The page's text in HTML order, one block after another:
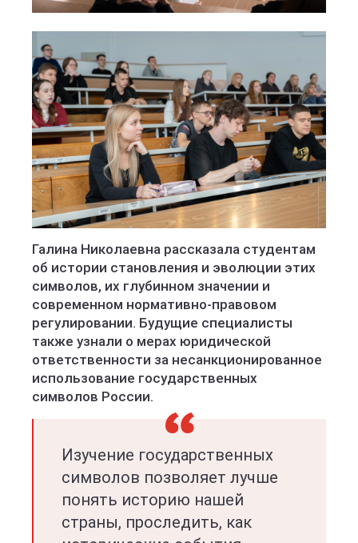
Галина Николаевна рассказала студентам
об истории становления и эволюции этих
символов, их глубинном значении и
современном нормативно-правовом
регулировании. Будущие специалисты
также узнали о мерах юридической
ответственности за несанкционированное
использование государственных
символов России.
Изучение государственных
символов позволяет лучше
понять историю нашей
страны, проследить, как